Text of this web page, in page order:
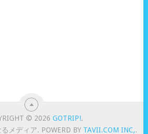
© 2026GOTRIP!.
メディア. POWERD BY TAVII.COM INC,.